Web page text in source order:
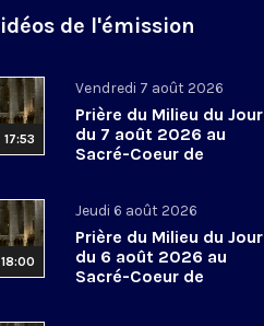
de l'émission
17:53
Vendredi 7 août 2026
Prière du Milieu du Jour
du 7 août 2026 au
Sacré-Coeur de
18:00
Jeudi 6 août 2026
Prière du Milieu du Jour
du 6 août 2026 au
Sacré-Coeur de